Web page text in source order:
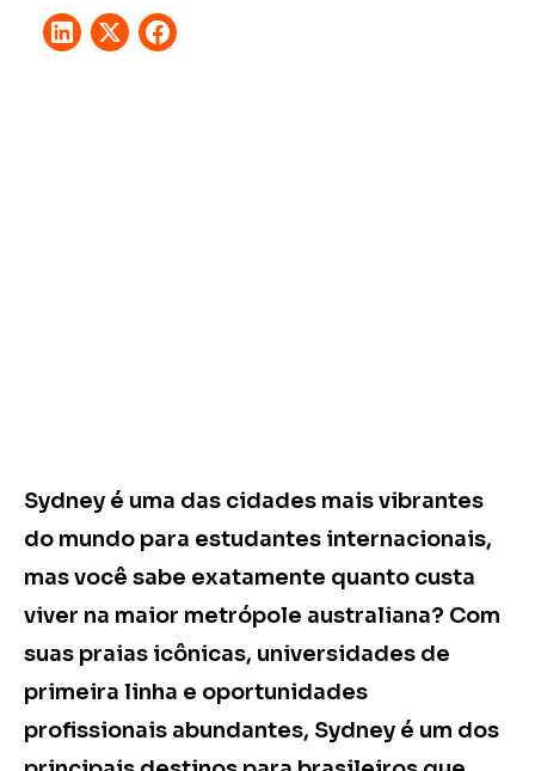
Sydney é uma das cidades mais vibrantes
do mundo para estudantes internacionais,
mas você sabe exatamente quanto custa
viver na maior metrópole australiana? Com
suas praias icônicas, universidades de
primeira linha e oportunidades
profissionais abundantes, Sydney é um dos